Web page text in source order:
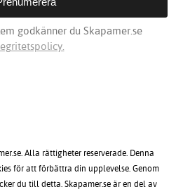
godkänner du Skapamer.se
Alla rättigheter reserverade. Denna
för att förbättra din upplevelse. Genom
du till detta. Skapamer.se är en del av